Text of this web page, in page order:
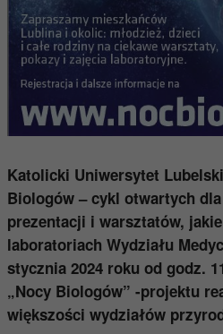
Katolicki Uniwersytet
Biologów – cykl otwartych dla
prezentacji i warsztatów,
laboratoriach Wydziału
stycznia 2024 roku od godz.
„Nocy Biologów” -projektu
większości wydziałów